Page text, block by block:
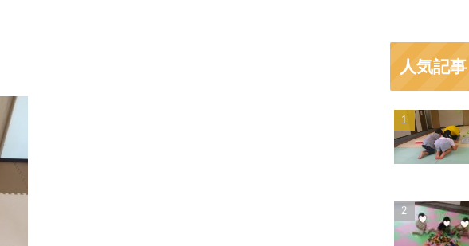
人気記事